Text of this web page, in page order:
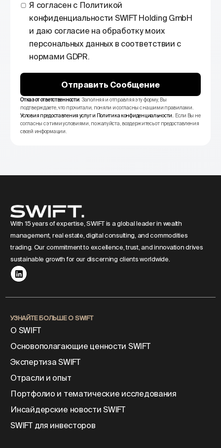
Я согласен с Политикой
конфиденциальности SWIFT Holding GmbH
и даю согласие на обработку моих
персональных данных в соответствии с
нормами GDPR.
Отправить Сообщение
Отказ от ответственности: Заполняя и отправляя эту форму, Вы
подтверждаете, что прочитали, поняли и согласны с нашими правилами.
Условия предоставления услуги Политика конфиденциальности
Если Вы не
согласны с этими условиями, пожалуйста, воздержитесь от предоставления
своей информации.
With 15 years of expertise, SWIFT is a global leader in wealth
management, real estate, digital consulting, and commodities
trading. Our commitment to excellence, trust, and innovation drives
sustainable growth for our discerning clients worldwide.
УЗНАЙТЕ БОЛЬШЕ О SWIFT
О SWIFT
Основополагающие ценности SWIFT
Экспертиза SWIFT
Отрасли и опыт
Портфолио и тематические исследования
Инсайдерские новости SWIFT
SWIFT для инвесторов